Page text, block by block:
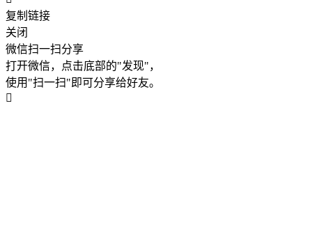
复制链接
关闭
微信扫一扫分享
打开微信，点击底部的"发现"，
使用"扫一扫"即可分享给好友。